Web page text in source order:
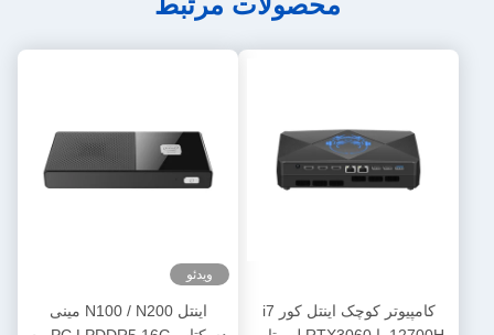
کامپیوتر کوچک اینتل کور i7
ویدئو
اینتل N100 / N200 مینی